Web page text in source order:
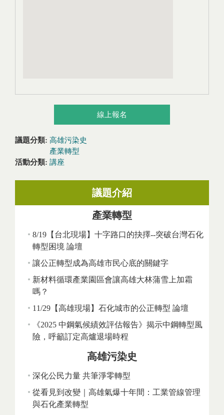
線上報名
議題分類: 高雄污染史
產業轉型
活動分類: 講座
議題介紹
產業轉型
8/19【台北現場】十字路口的抉擇--突破台灣石化
轉型困境 論壇
讓公正轉型成為高雄市民心底的關鍵字
新材料循環產業園區會讓高雄大林蒲雪上加霜
嗎？
11/29【高雄現場】石化城市的公正轉型 論壇
《2025 中鋼氣候績效評估報告》揭示中鋼轉型風
險，呼籲訂定高爐退場時程
高雄污染史
深化公民力量 共筆淨零轉型
從看見到改變｜高雄氣爆十年間：工業管線管理
與石化產業轉型